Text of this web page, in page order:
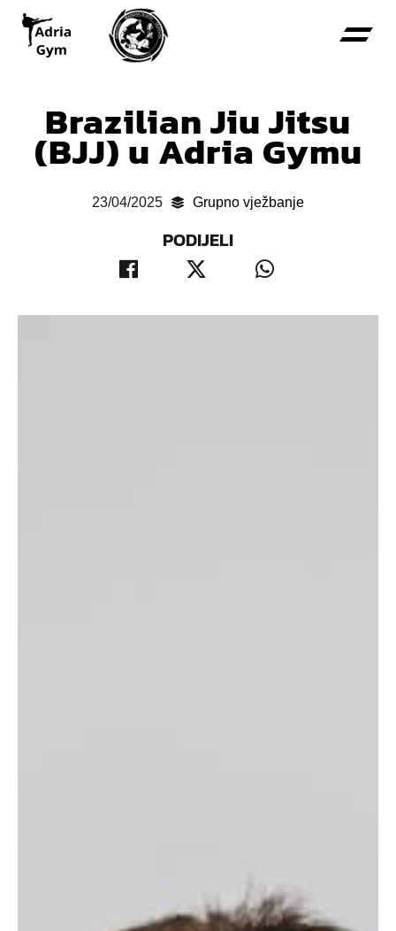
Brazilian Jiu Jitsu
(BJJ) u Adria Gymu
23/04/2025 Grupno vježbanje
PODIJELI